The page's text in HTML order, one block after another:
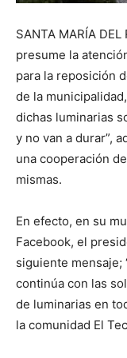
SANTA MARÍA
presume la
para la reposición
de la
dichas luminarias
y no van a durar”,
una cooperación
mismas.
En efecto, en su
Facebook, el
siguiente mensaje;
continúa con las
de luminarias en
la comunidad El